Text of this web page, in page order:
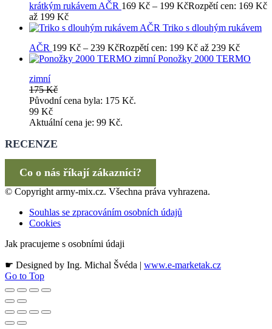
krátkým rukávem AČR 169 Kč – 199 KčRozpětí cen: 169 Kč
až 199 Kč
Triko s dlouhým rukávem
AČR 199 Kč – 239 KčRozpětí cen: 199 Kč až 239 Kč
Ponožky 2000 TERMO
zimní
175Kč
Původní cena byla: 175 Kč.
99 Kč
Aktuální cena je: 99 Kč.
RECENZE
Co o nás říkají zákazníci?
© Copyright army-mix.cz. Všechna práva vyhrazena.
Souhlas se zpracováním osobních údajů
Cookies
Jak pracujeme s osobními údaji
☛ Designed by Ing. Michal Švéda | www.e-marketak.cz
Go to Top